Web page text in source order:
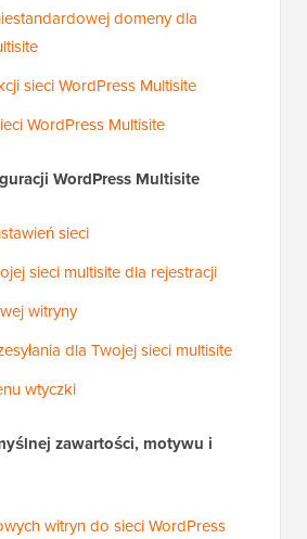
domeny dla
sieci WordPress Multisite
WordPress Multisite
WordPress Multisite
sieci
sieci multisite dla rejestracji
witryny
dla Twojej sieci multisite
wtyczki
zawartości, motywu i
witryn do sieci WordPress